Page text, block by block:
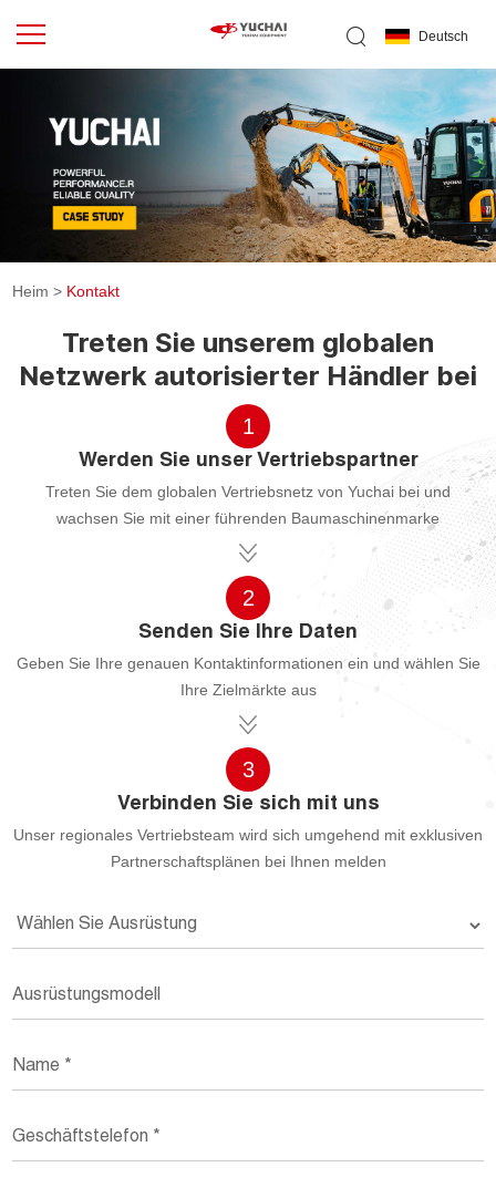
Deutsch
Heim > Kontakt
Treten Sie unserem globalen
Netzwerk autorisierter Händler bei
1
Werden Sie unser Vertriebspartner
Treten Sie dem globalen Vertriebsnetz von Yuchai bei und
wachsen Sie mit einer führenden Baumaschinenmarke
2
Senden Sie Ihre Daten
Geben Sie Ihre genauen Kontaktinformationen ein und wählen Sie
Ihre Zielmärkte aus
3
Verbinden Sie sich mit uns
Unser regionales Vertriebsteam wird sich umgehend mit exklusiven
Partnerschaftsplänen bei Ihnen melden